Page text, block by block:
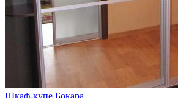
Шкаф-купе Бокара